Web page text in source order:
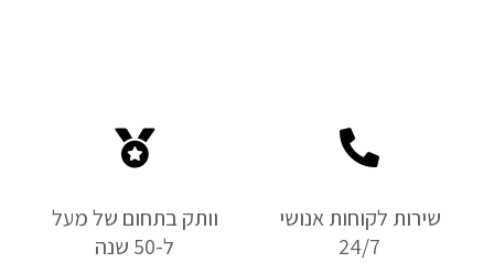
שירות לקוחות אנושי
24/7
וותק בתחום של מעל
ל-50 שנה